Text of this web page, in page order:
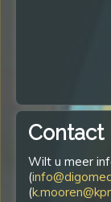
Contact
Wilt u meer
(
(